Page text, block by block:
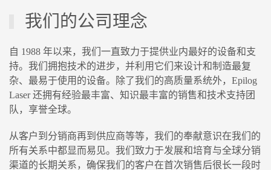
我们的公司理念
自 1988 年以来，我们一直致力于提供业内最好的设备和支
持。我们拥抱技术的进步，并利用它们来设计和制造最复
杂、最易于使用的设备。除了我们的高质量系统外，Epilog
Laser 还拥有经验最丰富、知识最丰富的销售和技术支持团
队，享誉全球。
从客户到分销商再到供应商等等，我们的奉献意识在我们的
所有关系中都显而易见。我们致力于发展和培育与全球分销
渠道的长期关系，确保我们的客户在首次销售后很长一段时